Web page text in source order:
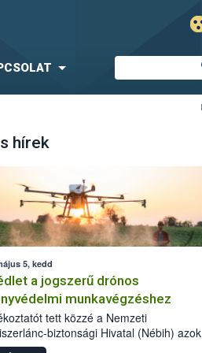
hírek
5, kedd
a jogszerű drónos
munkavégzéshez
tett közzé a Nemzeti
biztonsági Hivatal (Nébih) azok
akik drónnal szeretnének